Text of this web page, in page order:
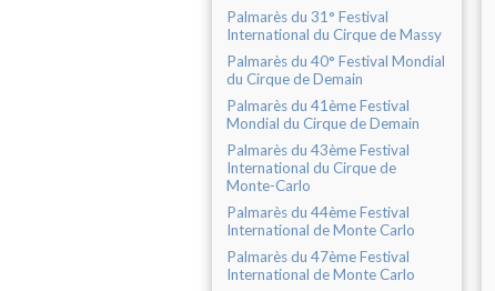
Palmarès du 31° Festival
International du Cirque de Massy
Palmarès du 40° Festival Mondial
du Cirque de Demain
Palmarès du 41ème Festival
Mondial du Cirque de Demain
Palmarès du 43ème Festival
International du Cirque de
Monte-Carlo
Palmarès du 44ème Festival
International de Monte Carlo
Palmarès du 47ème Festival
International de Monte Carlo